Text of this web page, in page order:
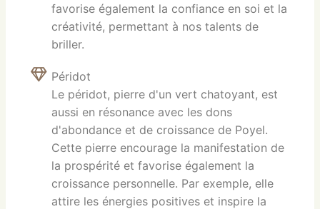
favorise également la confiance en soi et la
créativité, permettant à nos talents de
briller.
Péridot
Le péridot, pierre d'un vert chatoyant, est
aussi en résonance avec les dons
d'abondance et de croissance de Poyel.
Cette pierre encourage la manifestation de
la prospérité et favorise également la
croissance personnelle. Par exemple, elle
attire les énergies positives et inspire la